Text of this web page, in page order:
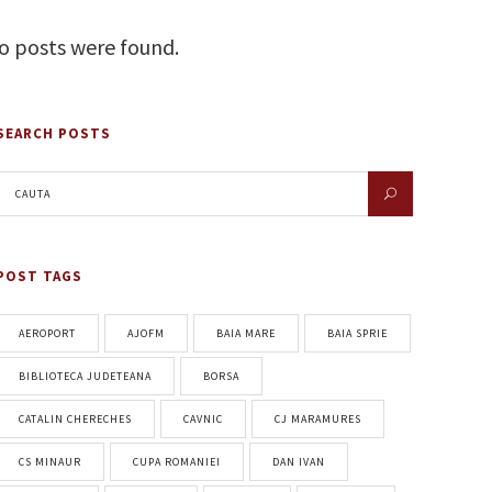
posts were found.
POSTS
TAGS
AEROPORT AJOFM BAIA MARE BAIA SPRIE
BIBLIOTECA JUDETEANA BORSA
CATALIN CHERECHES CAVNIC CJ MARAMURES
CS MINAUR CUPA ROMANIEI DAN IVAN